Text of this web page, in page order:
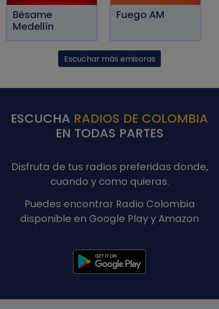
Bésame
Medellín
Fuego AM
Escuchar más emisoras
ESCUCHA RADIOS DE COLOMBIA
EN TODAS PARTES
Disfruta de tus radios preferidas donde,
cuando y como quieras.
Puedes encontrar Radio Colombia
disponible en Google Play y Amazon